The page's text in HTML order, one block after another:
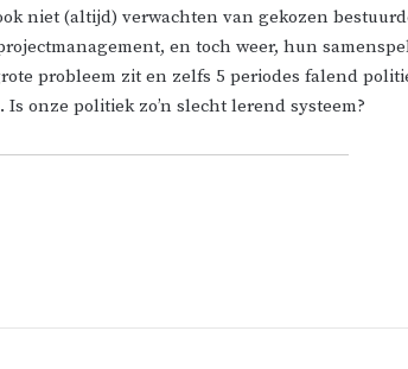
niet (altijd) verwachten van gekozen
en toch weer, hun
probleem zit en zelfs 5 periodes falend
onze politiek zo’n slecht lerend systeem?